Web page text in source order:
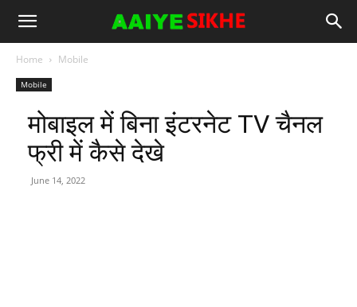
Home Mobile
Mobile
मोबाइल में बिना इंटरनेट TV चैनल
फ्री में कैसे देखे
June 14, 2022